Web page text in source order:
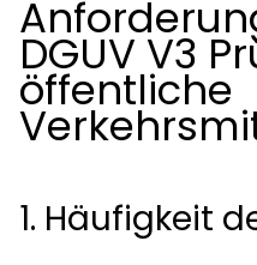
DGUV V3
öffentliche
1. Häufigkeit